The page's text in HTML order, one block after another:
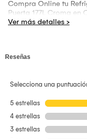
Compra Online tu
Puerta 177L Croma en